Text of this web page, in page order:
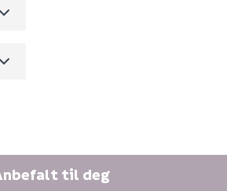
Spørsmålet og svaret
til deg